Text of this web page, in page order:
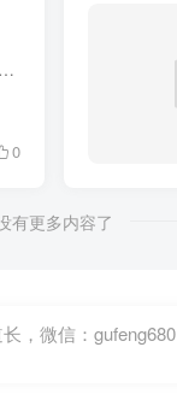
怎么弥补堕胎的孩子弥补堕胎孩子最佳方式就是给这些堕胎孩子一个好的归宿，超度堕胎的孩子，让这些孩子能够重新转世是对这个孩子最好的慰藉。你可能会好奇，为什么要给这些孩子一个归宿。今天，...
0
有更多内容了
，微信：gufeng680